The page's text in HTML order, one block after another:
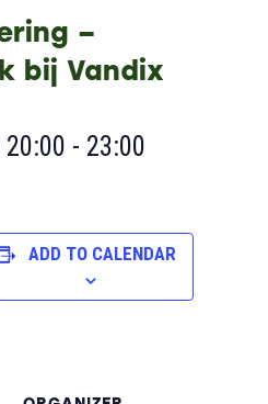
–
bij Vandix
- 23:00
ADD TO CALENDAR